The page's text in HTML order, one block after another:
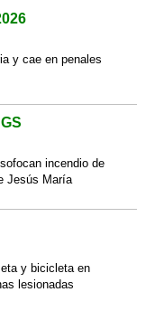
y cae en penales
incendio de
Jesús María
y bicicleta en
lesionadas